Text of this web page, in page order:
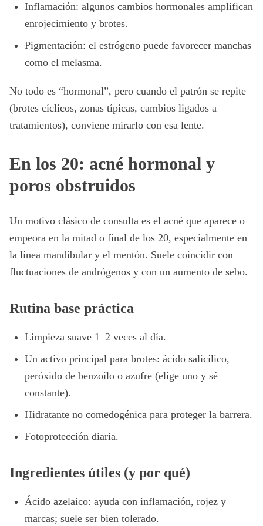
Inflamación: algunos cambios hormonales amplifican
enrojecimiento y brotes.
Pigmentación: el estrógeno puede favorecer manchas
como el melasma.
No todo es “hormonal”, pero cuando el patrón se repite
(brotes cíclicos, zonas típicas, cambios ligados a
tratamientos), conviene mirarlo con esa lente.
En los 20: acné hormonal y
poros obstruidos
Un motivo clásico de consulta es el acné que aparece o
empeora en la mitad o final de los 20, especialmente en
la línea mandibular y el mentón. Suele coincidir con
fluctuaciones de andrógenos y con un aumento de sebo.
Rutina base práctica
Limpieza suave 1–2 veces al día.
Un activo principal para brotes: ácido salicílico,
peróxido de benzoilo o azufre (elige uno y sé
constante).
Hidratante no comedogénica para proteger la barrera.
Fotoprotección diaria.
Ingredientes útiles (y por qué)
Ácido azelaico: ayuda con inflamación, rojez y
marcas; suele ser bien tolerado.